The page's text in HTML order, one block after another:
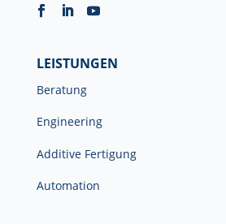
LEISTUNGEN
Beratung
Engineering
Additive Fertigung
Automation